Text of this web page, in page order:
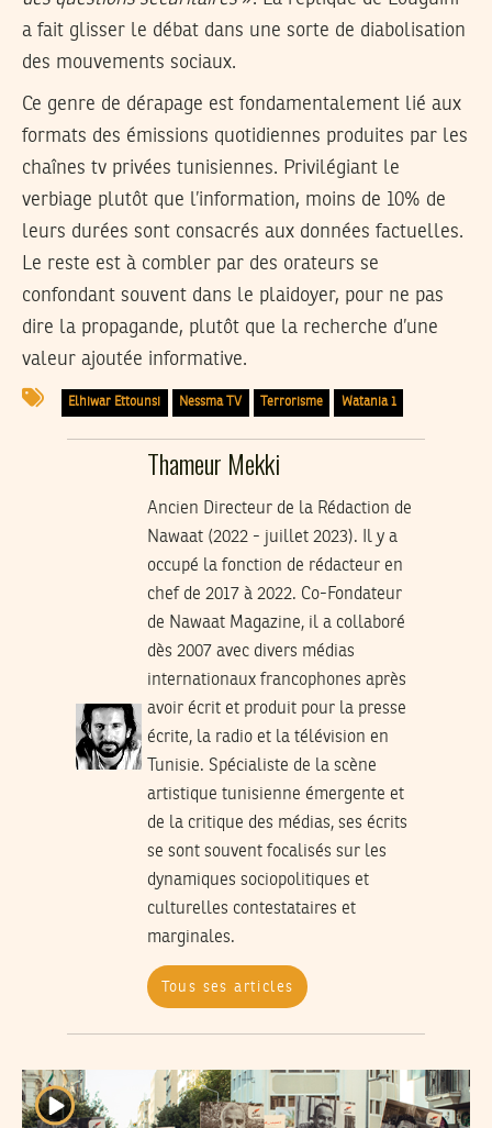
a fait glisser le débat dans une sorte de diabolisation
des mouvements sociaux.
Ce genre de dérapage est fondamentalement lié aux
formats des émissions quotidiennes produites par les
chaînes tv privées tunisiennes. Privilégiant le
verbiage plutôt que l’information, moins de 10% de
leurs durées sont consacrés aux données factuelles.
Le reste est à combler par des orateurs se
confondant souvent dans le plaidoyer, pour ne pas
dire la propagande, plutôt que la recherche d’une
valeur ajoutée informative.
Elhiwar Ettounsi Nessma TV Terrorisme Watania 1
Thameur Mekki
Ancien Directeur de la Rédaction de
Nawaat (2022 - juillet 2023). Il y a
occupé la fonction de rédacteur en
chef de 2017 à 2022. Co-Fondateur
de Nawaat Magazine, il a collaboré
dès 2007 avec divers médias
internationaux francophones après
avoir écrit et produit pour la presse
écrite, la radio et la télévision en
Tunisie. Spécialiste de la scène
artistique tunisienne émergente et
de la critique des médias, ses écrits
se sont souvent focalisés sur les
dynamiques sociopolitiques et
culturelles contestataires et
marginales.
Tous ses articles